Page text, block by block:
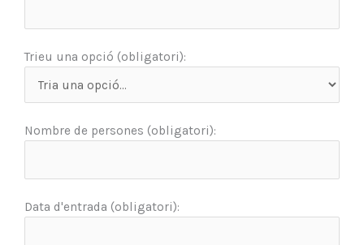
Trieu una opció (obligatori):
Nombre de persones (obligatori):
Data d'entrada (obligatori):